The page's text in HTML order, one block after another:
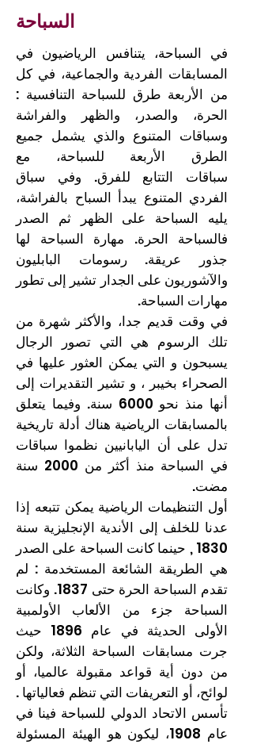
السباحة
في السباحة، يتنافس الرياضيون في
المسابقات الفردية والجماعية، في كل
من الأربعة طرق للسباحة التنافسية :
الحرة، والصدر، والظهر والفراشة
وسباقات المتنوع والذي يشمل جميع
الطرق الأربعة للسباحة، مع
سباقات التتابع للفرق. وفي سباق
الفردي المتنوع يبدأ السباح بالفراشة،
يليه السباحة على الظهر ثم الصدر
فالسباحة الحرة. مهارة السباحة لها
جذور عريقة. رسومات البابليون
والآشوريون على الجدار تشير إلى تطور
مهارات السباحة.
في وقت قديم جدا، والأكثر شهرة من
تلك الرسوم هي التي تصور الرجال
يسبحون و التي يمكن العثور عليها في
الصحراء بخيبر ، و تشير التقديرات إلى
أنها منذ نحو 6000 سنة. وفيما يتعلق
بالمسابقات الرياضية هناك أدلة تاريخية
تدل على أن اليابانيين نظموا سباقات
في السباحة منذ أكثر من 2000 سنة
مضت.
أول التنظيمات الرياضية يمكن تتبعه إذا
عدنا للخلف إلى الأندية الإنجليزية سنة
1830 , حينما كانت السباحة على الصدر
هي الطريقة الشائعة المستخدمة : لم
تقدم السباحة الحرة حتى 1837. وكانت
السباحة جزء من الألعاب الأولمبية
الأولى الحديثة في عام 1896 حيث
جرت مسابقات السباحة الثلاثة، ولكن
من دون أية قواعد مقبولة عالميا، أو
لوائح، أو التعريفات التي تنظم فعالياتها .
تأسس الاتحاد الدولي للسباحة فينا في
عام 1908، ليكون هو الهيئة المسئولة